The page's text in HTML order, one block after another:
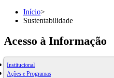
Início>
Sustentabilidade
Acesso à Informação
Institucional
Ações e Programas